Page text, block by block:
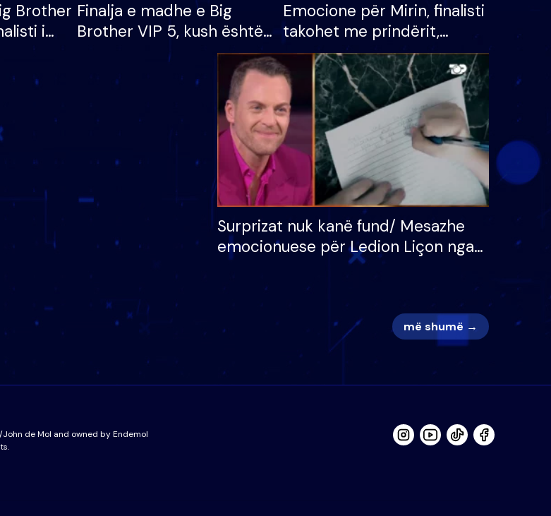
Brother
i
Finalja e madhe e Big
Brother VIP 5, kush është
banori i parë që lë shtëpinë
dhe humb mundësinë për
të fituar çmimin e madh
Emocione për Mirin, finalisti
takohet me prindërit,
vajzën dhe bashkëshorten:
S’kemi ndonjë letër divorci
apo jo?
Surprizat nuk kanë fund/ Mesazhe
emocionuese për Ledion Liçon nga
nëna dhe fëmijët e tij, moderatori
nuk i mban dot lotët: Nuk meritoj…
më shumë →
de Mol and owned by Endemol